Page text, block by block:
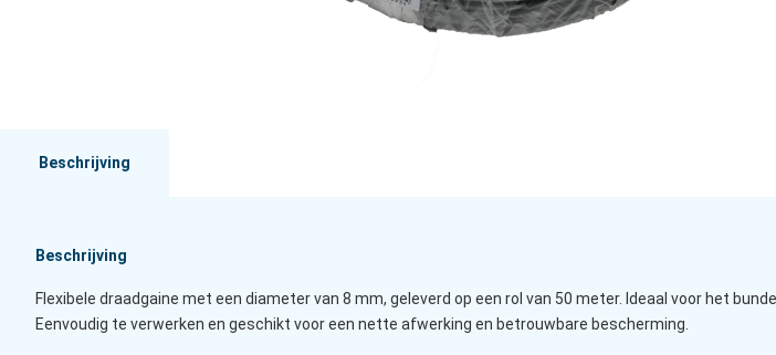
Beschrijving
Beschrijving
Flexibele draadgaine met een diameter van 8 mm, geleverd op een rol van 50 meter. Ideaal voor het
Eenvoudig te verwerken en geschikt voor een nette afwerking en betrouwbare bescherming.